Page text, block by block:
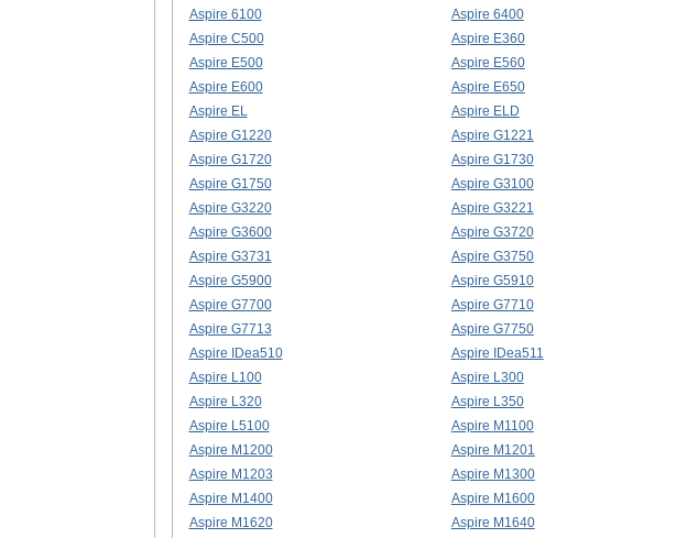
Aspire 6100
Aspire 6400
Aspire C500
Aspire E360
Aspire E500
Aspire E560
Aspire E600
Aspire E650
Aspire EL
Aspire ELD
Aspire G1220
Aspire G1221
Aspire G1720
Aspire G1730
Aspire G1750
Aspire G3100
Aspire G3220
Aspire G3221
Aspire G3600
Aspire G3720
Aspire G3731
Aspire G3750
Aspire G5900
Aspire G5910
Aspire G7700
Aspire G7710
Aspire G7713
Aspire G7750
Aspire IDea510
Aspire IDea511
Aspire L100
Aspire L300
Aspire L320
Aspire L350
Aspire L5100
Aspire M1100
Aspire M1200
Aspire M1201
Aspire M1203
Aspire M1300
Aspire M1400
Aspire M1600
Aspire M1620
Aspire M1640